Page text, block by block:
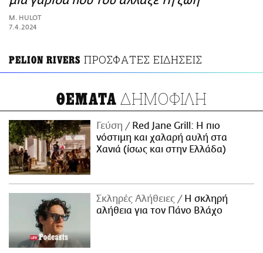
ΑΜΠΑ
PRINT
M. HULOT
7.4.2024
PELION RIVERS ΠΡΟΣΦΑΤΕΣ ΕΙΔΗΣΕΙΣ
ΘΕΜΑΤΑ ΔΗΜΟΦΙΛΗ
Γεύση
Red Jane Grill: Η πιο
νόστιμη και χαλαρή αυλή στα
Χανιά (ίσως και στην Ελλάδα)
Σκληρές Αλήθειες
H σκληρή
αλήθεια για τον Πάνο Βλάχο